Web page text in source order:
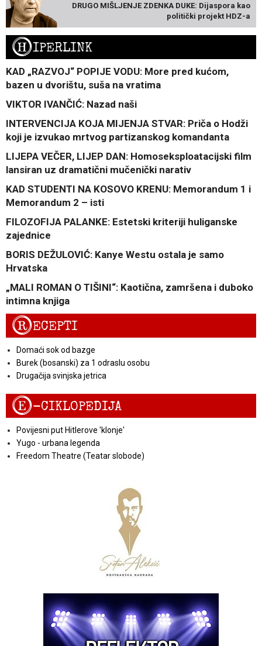
DRUGO MIŠLJENJE ZDENKA DUKE: Dijaspora kao
politički projekt HDZ-a
HIPERLINK
KAD „RAZVOJ“ POPIJE VODU: More pred kućom,
bazen u dvorištu, suša na vratima
VIKTOR IVANČIĆ: Nazad naši
INTERVENCIJA KOJA MIJENJA STVAR: Priča o Hodži
koji je izvukao mrtvog partizanskog komandanta
LIJEPA VEČER, LIJEP DAN: Homoseksploatacijski film
lansiran uz dramatični mučenički narativ
KAD STUDENTI NA KOSOVO KRENU: Memorandum 1 i
Memorandum 2 – isti
FILOZOFIJA PALANKE: Estetski kriteriji huliganske
zajednice
BORIS DEŽULOVIĆ: Kanye Westu ostala je samo
Hrvatska
„MALI ROMAN O TIŠINI“: Kaotična, zamršena i duboko
intimna knjiga
RECEPTI
Domaći sok od bazge
Burek (bosanski) za 1 odraslu osobu
Drugačija svinjska jetrica
E-CIKLOPEDIJA
Povijesni put Hitlerove 'klonje'
Yugo - urbana legenda
Freedom Theatre (Teatar slobode)